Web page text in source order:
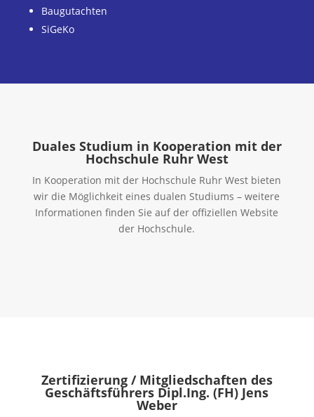
Baugutachten
SiGeKo
Duales Studium in Kooperation mit der
Hochschule Ruhr West
In Kooperation mit der Hochschule Ruhr West bieten
wir die Möglichkeit eines dualen Studiums – weitere
Informationen finden Sie auf der offiziellen Website
der Hochschule.
Zertifizierung / Mitgliedschaften des
Geschäftsführers Dipl.Ing. (FH) Jens
Weber